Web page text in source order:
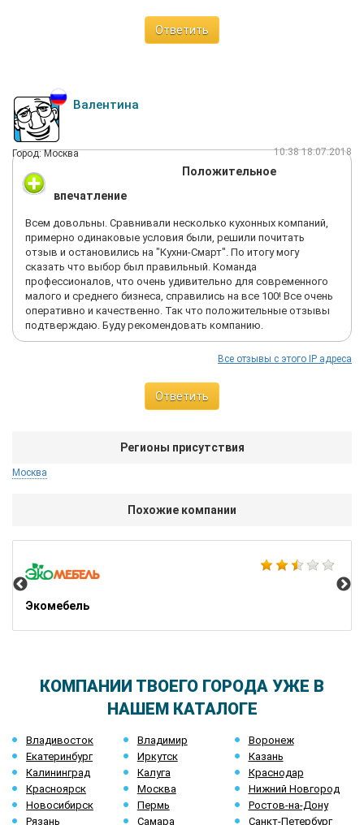
в их пользу. Была проблема с бракованной дверцей и не
хватало одной ручки, я расстроила сначала. Но компания
собой он привез подарки: сушка для посуды и прочие мелочи
типа кружек в качестве извинения. Еще через неделю мне
позвонила девушка и интересовалась всем ли я довольна, не
нашлось ли проблем при эксплуатации и вообще в целом
интересовалась, как прошла сборка. Для меня лично это
говорит о том, что они хотят знать свои минусы.
Ответить
Валентина
Город: Москва 10:38 18.07.2018
Положительное
впечатление
Всем довольны. Сравнивали несколько кухонных компаний,
примерно одинаковые условия были, решили почитать
отзыв и остановились на "Кухни-Смарт". По итогу могу
сказать что выбор был правильный. Команда
профессионалов, что очень удивительно для современного
малого и среднего бизнеса, справились на все 100! Все очень
оперативно и качественно. Так что положительные отзывы
подтверждаю. Буду рекомендовать компанию.
Все отзывы с этого IP адреса
Ответить
Регионы присутствия
Москва
Похожие компании
Экомебель
КОМПАНИИ ТВОЕГО ГОРОДА УЖЕ В
НАШЕМ КАТАЛОГЕ
Владивосток Владимир
Воронеж
Екатеринбург
Иркутск
Казань
Калининград
Калуга
Краснодар
Красноярск
Москва
Нижний Новгород
Новосибирск
Пермь
Ростов-на-Дону
Рязань
Самара Санкт-Петербург